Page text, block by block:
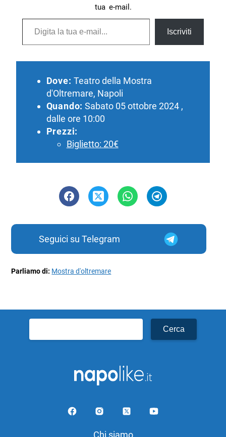
tua e-mail.
Digita la tua e-mail...
Iscriviti
Dove: Teatro della Mostra
d'Oltremare, Napoli
Quando: Sabato 05 ottobre 2024 ,
dalle ore 10:00
Prezzi:
Biglietto: 20€
Seguici su Telegram
Parliamo di: Mostra d'oltremare
per:
Chi siamo